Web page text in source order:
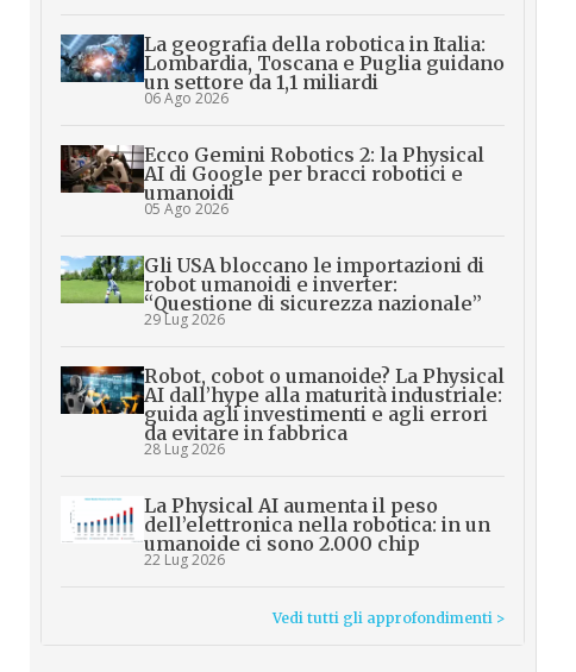
La geografia della robotica in Italia:
Lombardia, Toscana e Puglia guidano
un settore da 1,1 miliardi
06 Ago 2026
Ecco Gemini Robotics 2: la Physical
AI di Google per bracci robotici e
umanoidi
05 Ago 2026
Gli USA bloccano le importazioni di
robot umanoidi e inverter:
“Questione di sicurezza nazionale”
29 Lug 2026
Robot, cobot o umanoide? La Physical
AI dall’hype alla maturità industriale:
guida agli investimenti e agli errori
da evitare in fabbrica
28 Lug 2026
La Physical AI aumenta il peso
dell’elettronica nella robotica: in un
umanoide ci sono 2.000 chip
22 Lug 2026
Vedi tutti gli approfondimenti >